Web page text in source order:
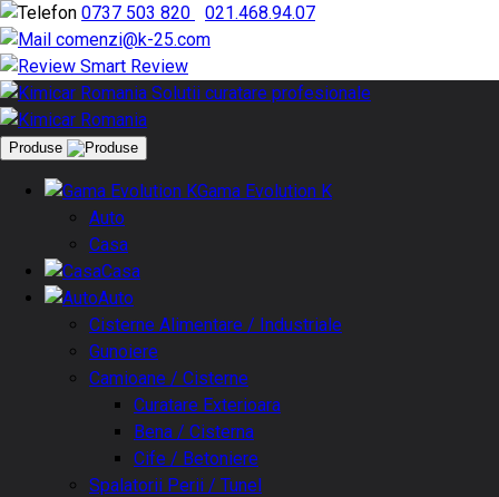
0737 503 820
021.468.94.07
comenzi@k-25.com
Smart Review
Produse
Gama Evolution K
Auto
Casa
Casa
Auto
Cisterne Alimentare / Industriale
Gunoiere
Camioane / Cisterne
Curatare Exterioara
Bena / Cisterna
Cife / Betoniere
Spalatorii Perii / Tunel